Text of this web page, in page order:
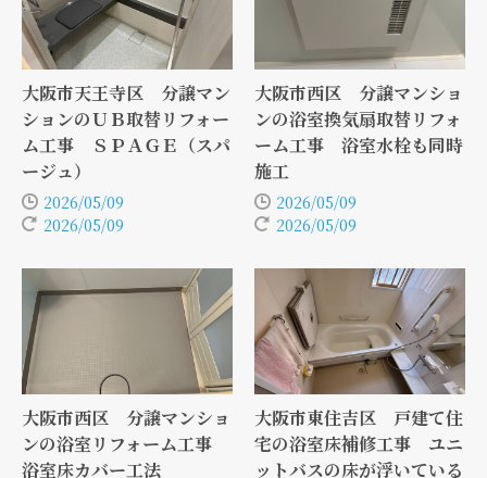
大阪市天王寺区 分譲マン
ションのＵＢ取替リフォー
ム工事 ＳＰＡＧＥ（スパ
ージュ）
2026/05/09
2026/05/09
大阪市西区 分譲マンショ
ンの浴室換気扇取替リフォ
ーム工事 浴室水栓も同時
施工
2026/05/09
2026/05/09
大阪市西区 分譲マンショ
ンの浴室リフォーム工事
浴室床カバー工法
大阪市東住吉区 戸建て住
宅の浴室床補修工事 ユニ
ットバスの床が浮いている